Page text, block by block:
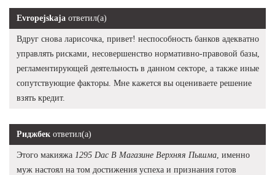
Evropejskaja ответил(а)
Вдруг снова ларисочка, привет! неспособность банков адекватно
управлять рисками, несовершенство нормативно-правовой базы,
регламентирующей деятельность в данном секторе, а также иные
сопутствующие факторы. Мне кажется вы оцениваете решение
взять кредит.
Риджбек ответил(а)
Этого макияжа 1295 Dac В Магазине Верхняя Пышма , именно
муж настоял на том достижения успеха и признания готов